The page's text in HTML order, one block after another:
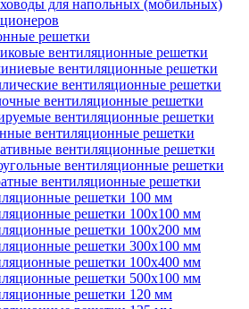
для напольных (мобильных)
решетки
вентиляционные решетки
вентиляционные решетки
вентиляционные решетки
вентиляционные решетки
вентиляционные решетки
вентиляционные решетки
вентиляционные решетки
вентиляционные решетки
вентиляционные решетки
решетки 100 мм
решетки 100х100 мм
решетки 100х200 мм
решетки 300х100 мм
решетки 100х400 мм
решетки 500х100 мм
решетки 120 мм